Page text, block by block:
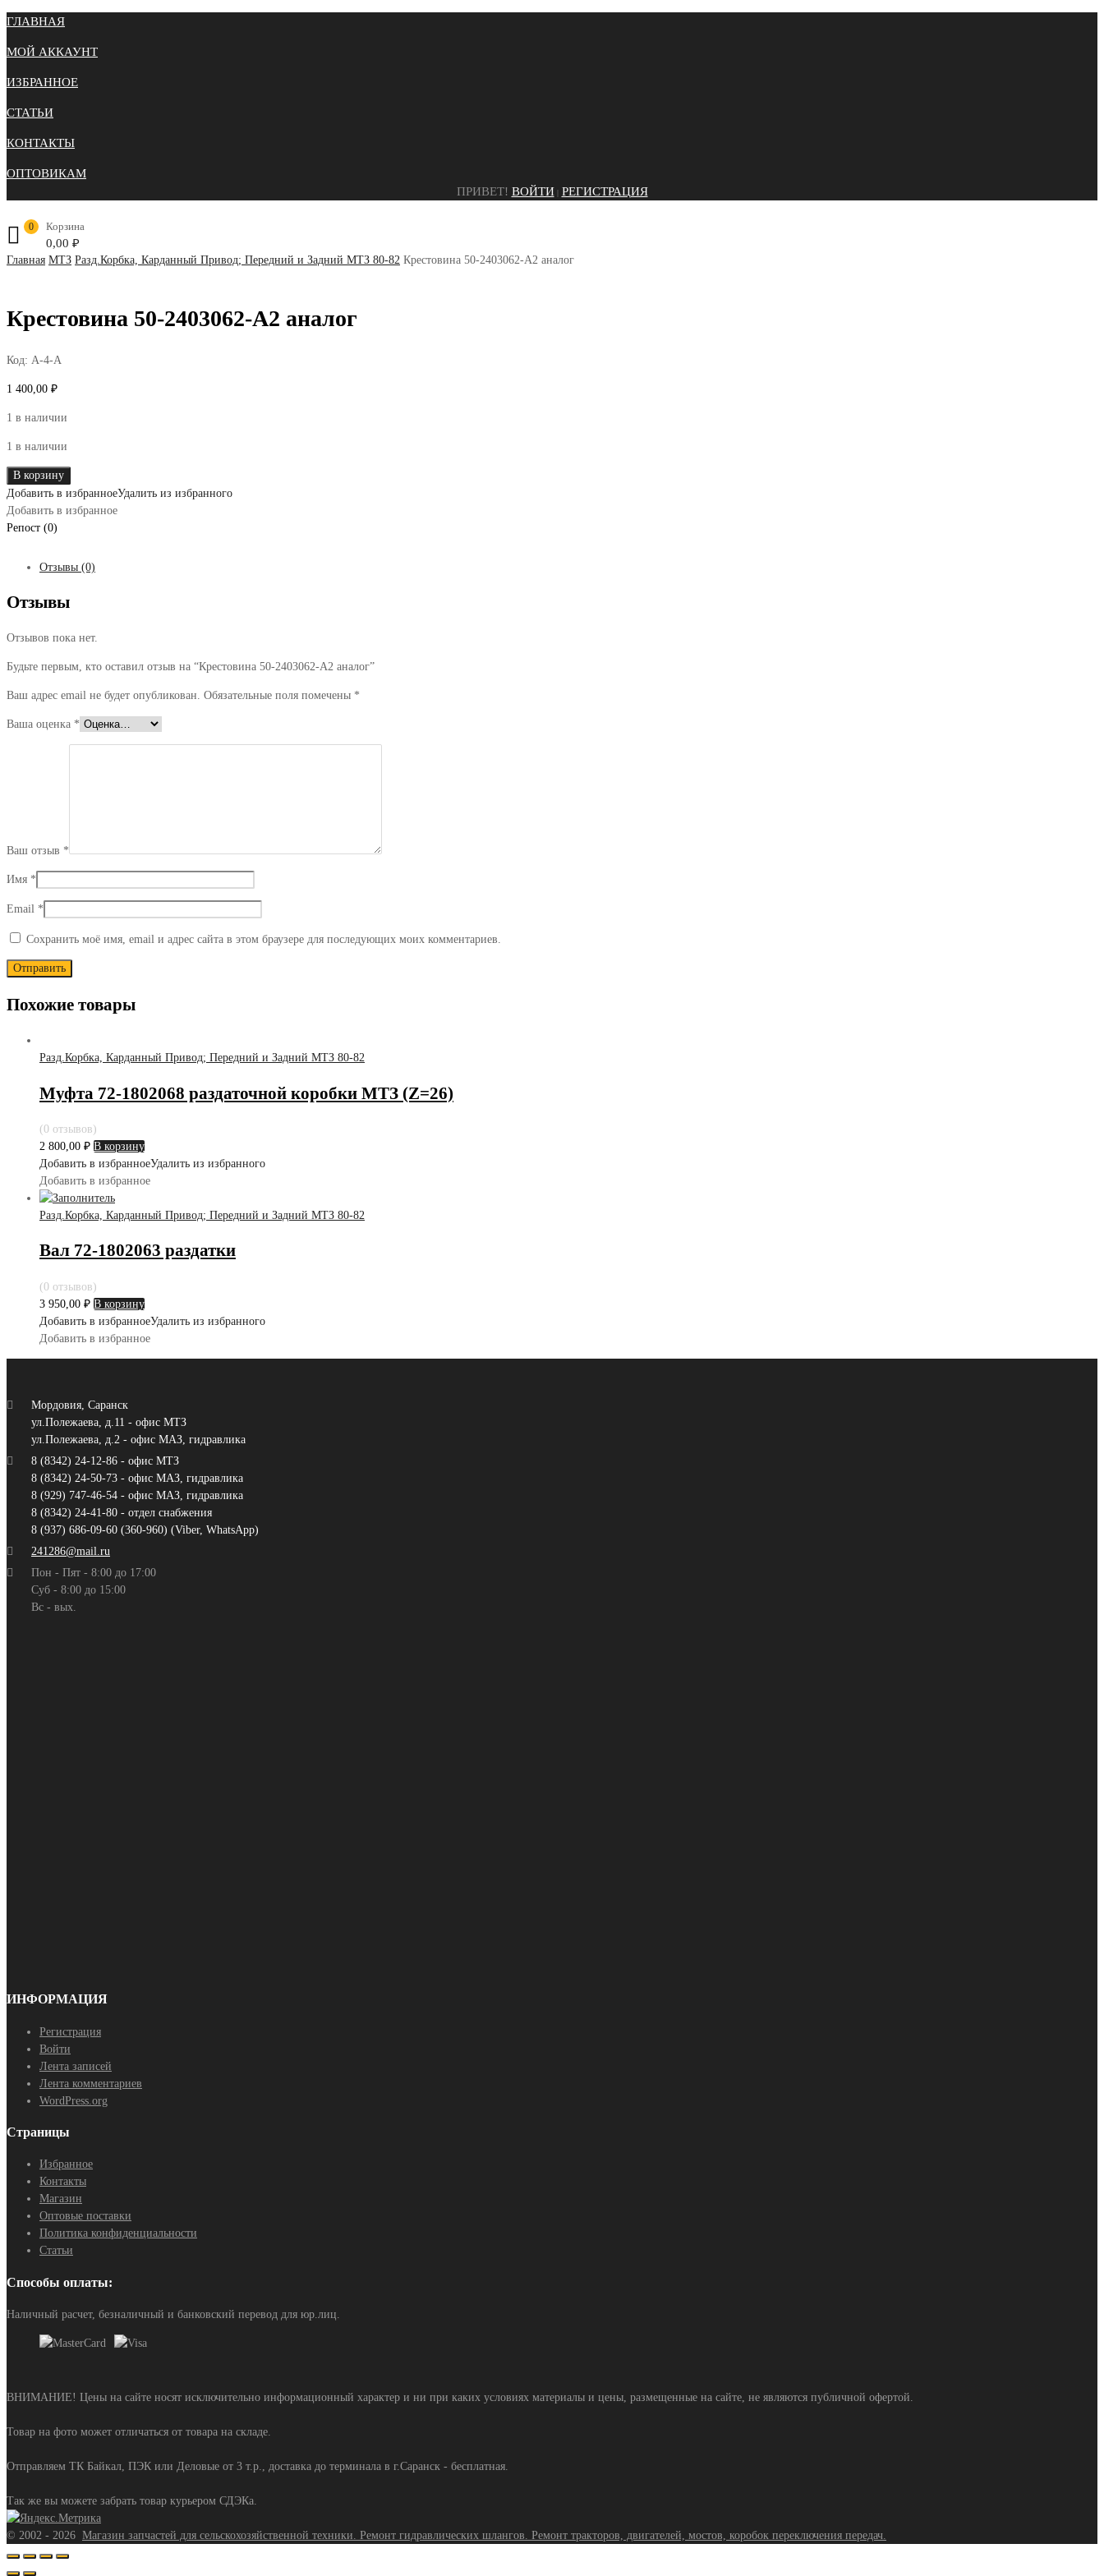
ГЛАВНАЯ
МОЙ АККАУНТ
ИЗБРАННОЕ
СТАТЬИ
КОНТАКТЫ
ОПТОВИКАМ
ПРИВЕТ! ВОЙТИ | РЕГИСТРАЦИЯ
Корзина
0,00 ₽
0
Главная МТЗ Разд.Корбка, Карданный Привод; Передний и Задний МТЗ 80-82 Крестовина 50-2403062-А2 аналог
Крестовина 50-2403062-А2 аналог
Код: А-4-А
1 400,00 ₽
1 в наличии
1 в наличии
Количество
товара
Крестовина
50-
В корзину
Добавить в избранноеУдалить из избранного
Добавить в избранное
Репост (0)
Отзывы (0)
Отзывы
Отзывов пока нет.
Будьте первым, кто оставил отзыв на “Крестовина 50-2403062-А2 аналог”
Ваш адрес email не будет опубликован. Обязательные поля помечены *
Ваша оценка *
Ваш отзыв *
Имя *
Email *
Сохранить моё имя, email и адрес сайта в этом браузере для последующих моих комментариев.
Похожие товары
Разд.Корбка, Карданный Привод; Передний и Задний МТЗ 80-82
Муфта 72-1802068 раздаточной коробки МТЗ (Z=26)
(0 отзывов)
2 800,00 ₽ В корзину
Добавить в избранноеУдалить из избранного
Добавить в избранное
Разд.Корбка, Карданный Привод; Передний и Задний МТЗ 80-82
Вал 72-1802063 раздатки
(0 отзывов)
3 950,00 ₽ В корзину
Добавить в избранноеУдалить из избранного
Добавить в избранное
Мордовия, Саранск
ул.Полежаева, д.11 - офис МТЗ
ул.Полежаева, д.2 - офис МАЗ, гидравлика
8 (8342) 24-12-86 - офис МТЗ
8 (8342) 24-50-73 - офис МАЗ, гидравлика
8 (929) 747-46-54 - офис МАЗ, гидравлика
8 (8342) 24-41-80 - отдел снабжения
8 (937) 686-09-60 (360-960) (Viber, WhatsApp)
241286@mail.ru
Пон - Пят - 8:00 до 17:00
Суб - 8:00 до 15:00
Вс - вых.
ИНФОРМАЦИЯ
Регистрация
Войти
Лента записей
Лента комментариев
WordPress.org
Страницы
Избранное
Контакты
Магазин
Оптовые поставки
Политика конфиденциальности
Статьи
Способы оплаты:
Наличный расчет, безналичный и банковский перевод для юр.лиц.
ВНИМАНИЕ! Цены на сайте носят исключительно информационный характер и ни при каких условиях материалы и цены, размещенные на сайте, не являются публичной офертой.
Товар на фото может отличаться от товара на складе.
Отправляем ТК Байкал, ПЭК или Деловые от 3 т.р., доставка до терминала в г.Саранск - бесплатная.
Так же вы можете забрать товар курьером СДЭКа.
© 2002 - 2026 Магазин запчастей для сельскохозяйственной техники. Ремонт гидравлических шлангов. Ремонт тракторов, двигателей, мостов, коробок переключения передач.